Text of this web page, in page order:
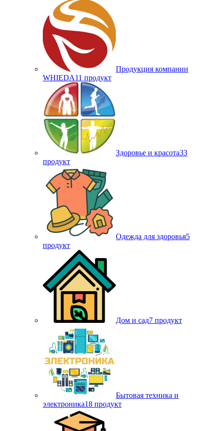
Продукция компании
WHIEDA11 продукт
Здоровье и красота33
продукт
Одежда для здоровья5
продукт
Дом и сад7 продукт
Бытовая техника и
электроника18 продукт